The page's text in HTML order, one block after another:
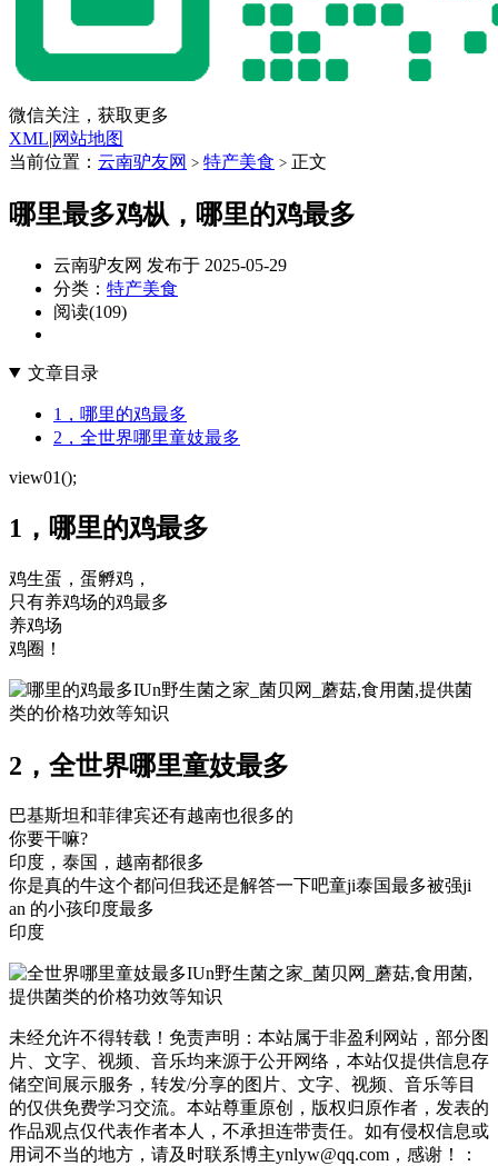
微信关注，获取更多
XML|网站地图
当前位置： 云南驴友网 > 特产美食 > 正文
哪里最多鸡枞，哪里的鸡最多
云南驴友网 发布于 2025-05-29
分类： 特产美食
阅读(109)
文章目录
1，哪里的鸡最多
2，全世界哪里童妓最多
view01();
1，哪里的鸡最多
鸡生蛋，蛋孵鸡，
只有养鸡场的鸡最多
养鸡场
鸡圈！
IUn野生菌之家_菌贝网_蘑菇,食用菌,提供菌
类的价格功效等知识
2，全世界哪里童妓最多
巴基斯坦和菲律宾还有越南也很多的
你要干嘛?
印度，泰国，越南都很多
你是真的牛这个都问但我还是解答一下吧童ji泰国最多被强ji
an 的小孩印度最多
印度
IUn野生菌之家_菌贝网_蘑菇,食用菌,
提供菌类的价格功效等知识
未经允许不得转载！免责声明：本站属于非盈利网站，部分图
片、文字、视频、音乐均来源于公开网络，本站仅提供信息存
储空间展示服务，转发/分享的图片、文字、视频、音乐等目
的仅供免费学习交流。本站尊重原创，版权归原作者，发表的
作品观点仅代表作者本人，不承担连带责任。如有侵权信息或
用词不当的地方，请及时联系博主ynlyw@qq.com，感谢！：